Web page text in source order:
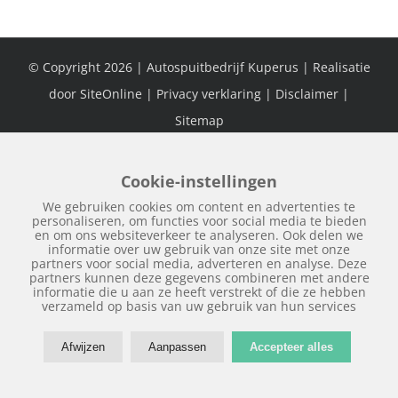
© Copyright 2026 | Autospuitbedrijf Kuperus | Realisatie
door SiteOnline | Privacy verklaring | Disclaimer |
Sitemap
Facebook
Cookie-instellingen
We gebruiken cookies om content en advertenties te
personaliseren, om functies voor social media te bieden
en om ons websiteverkeer te analyseren. Ook delen we
informatie over uw gebruik van onze site met onze
partners voor social media, adverteren en analyse. Deze
partners kunnen deze gegevens combineren met andere
informatie die u aan ze heeft verstrekt of die ze hebben
verzameld op basis van uw gebruik van hun services
Afwijzen Aanpassen Accepteer alles